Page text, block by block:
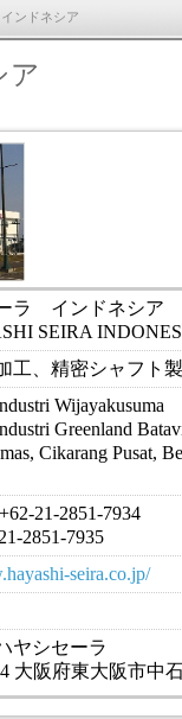
ンドネシア
ア
ラ インドネシア
SEIRA
工、精密シャフト
Wijayakusuma
Greenland
Cikarang Pusat,
+62-21-2851-7934
2851-7935
seira.co.jp/
ヤシセーラ
大阪府東大阪市中